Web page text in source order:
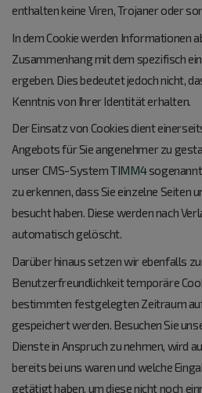
enthalten keine Viren, Trojaner oder
In dem Cookie werden Informationen
Zusammenhang mit dem spezifisch
ergeben. Dies bedeutet jedoch nicht,
Kenntnis von Ihrer Identität erhalten.
Der Einsatz von Cookies dient
Angebots für Sie angenehmer zu
unser CMS-SystemTIMM4
zu erkennen, dass Sie einzelne Seiten
besucht haben. Diese werden nach
automatisch gelöscht.
Darüber hinaus setzen wir ebenfalls
Benutzerfreundlichkeit temporäre
bestimmten festgelegten Zeitraum
gespeichert werden. Besuchen Sie
Dienste in Anspruch zu nehmen, wird
bereits bei uns waren und welche
getätigt haben, um diese nicht noch